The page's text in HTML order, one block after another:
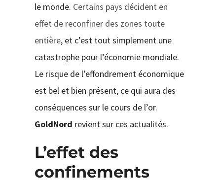
le monde. Certains pays décident en
effet de reconfiner des zones toute
entière, et c’est tout simplement une
catastrophe pour l’économie mondiale.
Le risque de l’effondrement économique
est bel et bien présent, ce qui aura des
conséquences sur le cours de l’or.
GoldNord revient sur ces actualités.
L’effet des
confinements